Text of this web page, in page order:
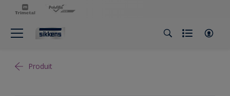
Produit